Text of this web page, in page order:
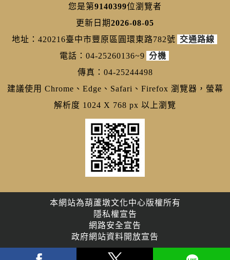
您是第9140399位瀏覽者
更新日期2026-08-05
地址：420216臺中市豐原區圓環東路782號 交通路線
電話：04-25260136~9 分機
傳真：04-25244498
建議使用 Chrome、Edge、Safari、Firefox 瀏覽器，螢幕
解析度 1024 X 768 px 以上瀏覽
本網站為葫蘆墩文化中心版權所有
隱私權宣告
網路安全宣告
政府網站資料開放宣告